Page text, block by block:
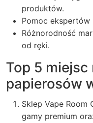
produktów.
Pomoc ekspertów
Różnorodność
od ręki.
Top 5 miejsc
papierosów
Sklep Vape Room
gamy premium